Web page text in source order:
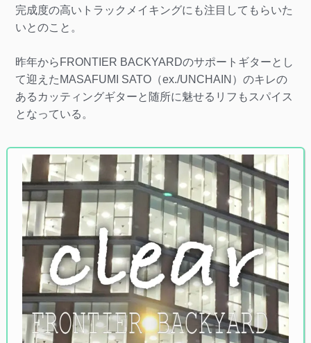
完成度の高いトラックメイキングにも注目してもらいた
いとのこと。
昨年からFRONTIER BACKYARDのサポートギターとし
て迎えたMASAFUMI SATO（ex./UNCHAIN）のキレの
あるカッティングギターと随所に魅せるリフもスパイス
となっている。